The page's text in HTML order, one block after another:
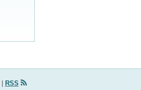
RSS